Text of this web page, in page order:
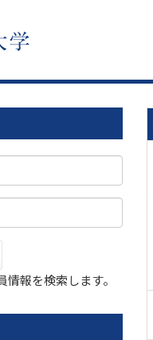
報を検索します。